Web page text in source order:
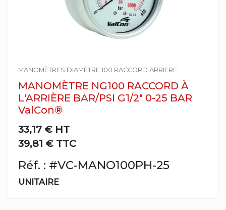
MANOMÈTRES DIAMÈTRE 100 RACCORD ARRIERE
MANOMÈTRE NG100 RACCORD À
L'ARRIÈRE BAR/PSI G1/2" 0-25 BAR
ValCon®
33,17 € HT
39,81 € TTC
Réf. : #VC-MANO100PH-25
UNITAIRE